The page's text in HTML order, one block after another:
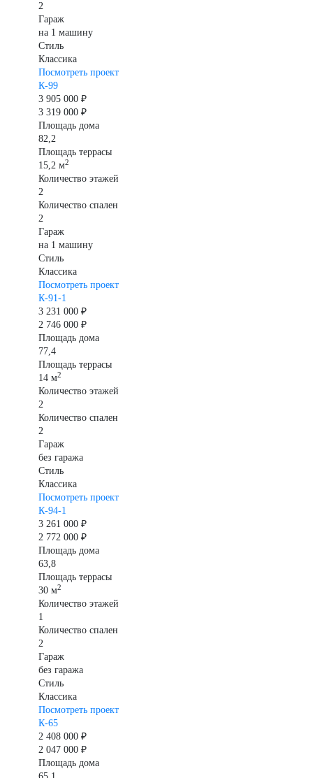
2
Гараж
на 1 машину
Стиль
Классика
Посмотреть проект
К-99
3 905 000 ₽
3 319 000 ₽
Площадь дома
82,2
Площадь террасы
15,2 м2
Количество этажей
2
Количество спален
2
Гараж
на 1 машину
Стиль
Классика
Посмотреть проект
К-91-1
3 231 000 ₽
2 746 000 ₽
Площадь дома
77,4
Площадь террасы
14 м2
Количество этажей
2
Количество спален
2
Гараж
без гаража
Стиль
Классика
Посмотреть проект
К-94-1
3 261 000 ₽
2 772 000 ₽
Площадь дома
63,8
Площадь террасы
30 м2
Количество этажей
1
Количество спален
2
Гараж
без гаража
Стиль
Классика
Посмотреть проект
К-65
2 408 000 ₽
2 047 000 ₽
Площадь дома